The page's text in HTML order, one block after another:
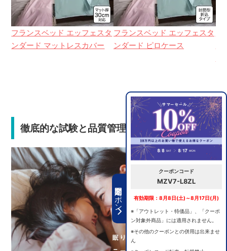
期間限定クーポン
クーポンコード
MZV7-L8ZL
有効期限：8月8日(土)～8月17日(月)
※「アウトレット・特価品」、「クーポ
ン対象外商品」には適用されません。
※その他のクーポンとの併用は出来ませ
ん
フランスベッド エッフェスタ
ンダード マットレスカバー
フランスベッド エッフェスタ
ンダード ピロケース
徹底的な試験と品質管理で安心の選択